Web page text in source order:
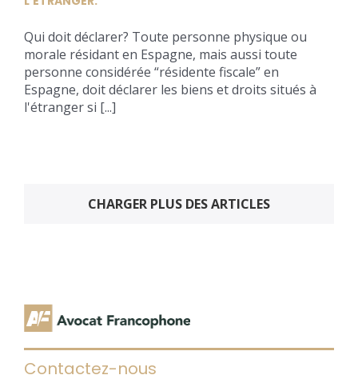
Qui doit déclarer? Toute personne physique ou
morale résidant en Espagne, mais aussi toute
personne considérée “résidente fiscale” en
Espagne, doit déclarer les biens et droits situés à
l'étranger si [...]
CHARGER PLUS DES ARTICLES
Contactez-nous